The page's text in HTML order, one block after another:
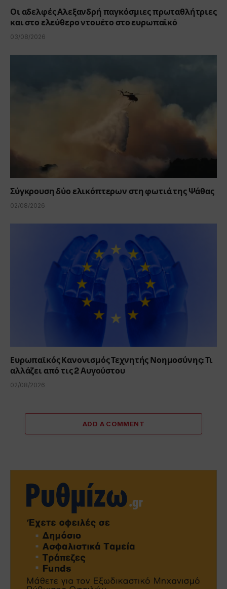
Οι αδελφές Αλεξανδρή παγκόσμιες πρωταθλήτριες
και στο ελεύθερο ντουέτο στο ευρωπαϊκό
03/08/2026
Σύγκρουση δύο ελικόπτερων στη φωτιά της Ψάθας
02/08/2026
Ευρωπαϊκός Κανονισμός Τεχνητής Νοημοσύνης: Τι
αλλάζει από τις 2 Αυγούστου
02/08/2026
ADD A COMMENT